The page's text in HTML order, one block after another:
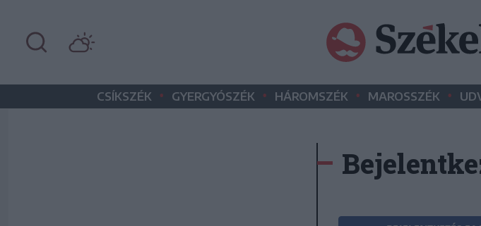
CSÍKSZÉK • GYERGYÓSZÉK • HÁROMSZÉK • MAROSSZÉK •